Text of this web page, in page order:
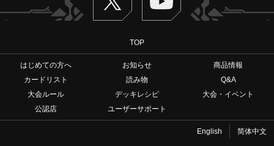
TOP
はじめての方へ お知らせ
商品情報
カードリスト
読み物
Q&A
大会ルール
デッキレシピ
大会・イベント
公認店
ユーザーサポート
English 简体中文